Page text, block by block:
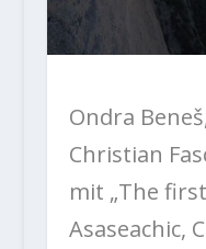
Ondra
Christian
mit „The
Asaseachic,